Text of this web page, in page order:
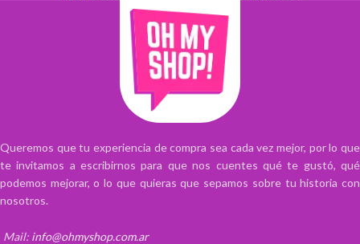
Queremos que tu experiencia de compra sea cada vez mejor, por lo que
te invitamos a escribirnos para que nos cuentes qué te gustó, qué
podemos mejorar, o lo que quieras que sepamos sobre tu historia con
nosotros.
Mail: info@ohmyshop.com.ar